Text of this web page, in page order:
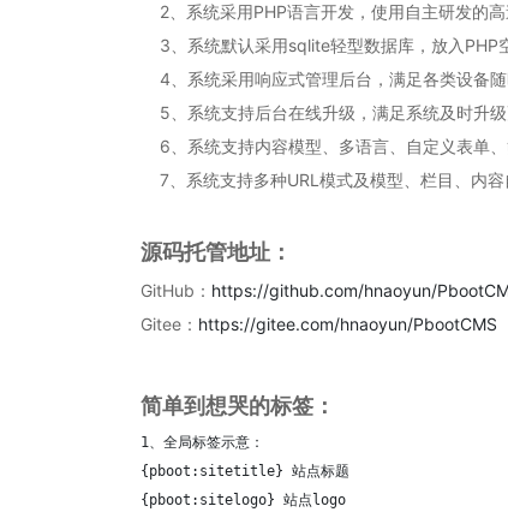
2、系统采用PHP语言开发，使用自主研发的高
3、系统默认采用sqlite轻型数据库，放入PHP
4、系统采用响应式管理后台，满足各类设备随
5、系统支持后台在线升级，满足系统及时升级
6、系统支持内容模型、多语言、自定义表单
7、系统支持多种URL模式及模型、栏目、内容
源码托管地址：
GitHub： https://github.com/hnaoyun/
Gitee： https://gitee.com/hnaoyun/PbootCMS
简单到想哭的标签：
1、全局标签示意：
{pboot:sitetitle} 站点标题
{pboot:sitelogo} 站点logo